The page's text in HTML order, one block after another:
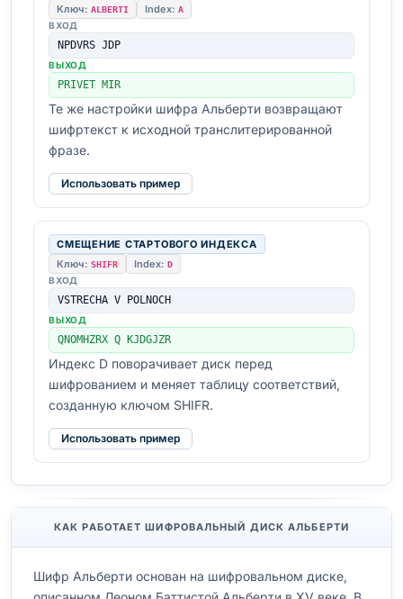
Ключ: ALBERTI Index: A
ВХОД
NPDVRS JDP
ВЫХОД
PRIVET MIR
Те же настройки шифра Альберти возвращают
шифртекст к исходной транслитерированной
фразе.
Использовать пример
СМЕЩЕНИЕ СТАРТОВОГО ИНДЕКСА
Ключ: SHIFR Index: D
ВХОД
VSTRECHA V POLNOCH
ВЫХОД
QNOMHZRX Q KJDGJZR
Индекс D поворачивает диск перед
шифрованием и меняет таблицу соответствий,
созданную ключом SHIFR.
Использовать пример
КАК РАБОТАЕТ ШИФРОВАЛЬНЫЙ ДИСК АЛЬБЕРТИ
Шифр Альберти основан на шифровальном диске,